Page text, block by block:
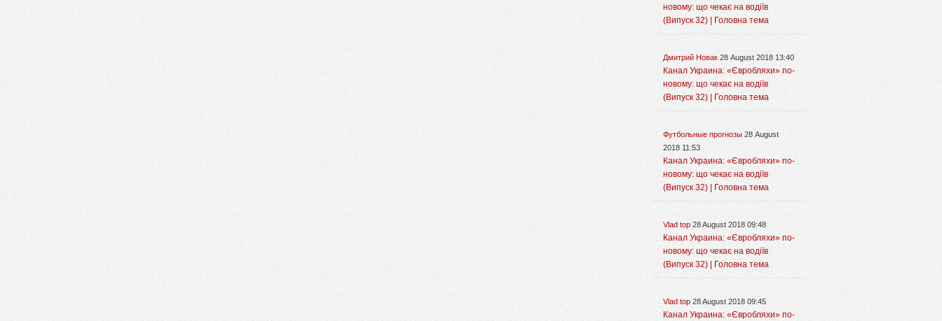
новому: що чекає на водіїв
(Випуск 32) | Головна тема
Дмитрий Новак 28 August 2018 13:40
Канал Украина: «Євробляхи» по-
новому: що чекає на водіїв
(Випуск 32) | Головна тема
Футбольные прогнозы 28 August
2018 11:53
Канал Украина: «Євробляхи» по-
новому: що чекає на водіїв
(Випуск 32) | Головна тема
Vlad top 28 August 2018 09:48
Канал Украина: «Євробляхи» по-
новому: що чекає на водіїв
(Випуск 32) | Головна тема
Vlad top 28 August 2018 09:45
Канал Украина: «Євробляхи» по-